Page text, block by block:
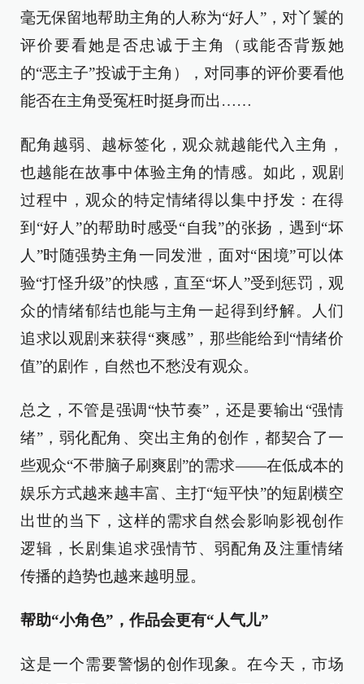
毫无保留地帮助主角的人称为“好人”，对丫鬟的
评价要看她是否忠诚于主角（或能否背叛她
的“恶主子”投诚于主角），对同事的评价要看他
能否在主角受冤枉时挺身而出……
配角越弱、越标签化，观众就越能代入主角，
也越能在故事中体验主角的情感。如此，观剧
过程中，观众的特定情绪得以集中抒发：在得
到“好人”的帮助时感受“自我”的张扬，遇到“坏
人”时随强势主角一同发泄，面对“困境”可以体
验“打怪升级”的快感，直至“坏人”受到惩罚，观
众的情绪郁结也能与主角一起得到纾解。人们
追求以观剧来获得“爽感”，那些能给到“情绪价
值”的剧作，自然也不愁没有观众。
总之，不管是强调“快节奏”，还是要输出“强情
绪”，弱化配角、突出主角的创作，都契合了一
些观众“不带脑子刷爽剧”的需求——在低成本的
娱乐方式越来越丰富、主打“短平快”的短剧横空
出世的当下，这样的需求自然会影响影视创作
逻辑，长剧集追求强情节、弱配角及注重情绪
传播的趋势也越来越明显。
帮助“小角色”，作品会更有“人气儿”
这是一个需要警惕的创作现象。在今天，市场